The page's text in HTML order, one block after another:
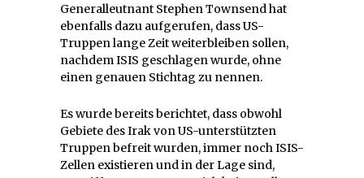
Generalleutnant Stephen Townsend hat
ebenfalls dazu aufgerufen, dass US-
Truppen lange Zeit weiterbleiben sollen,
nachdem ISIS geschlagen wurde, ohne
einen genauen Stichtag zu nennen.
Es wurde bereits berichtet, dass obwohl
Gebiete des Irak von US-unterstützten
Truppen befreit wurden, immer noch ISIS-
Zellen existieren und in der Lage sind,